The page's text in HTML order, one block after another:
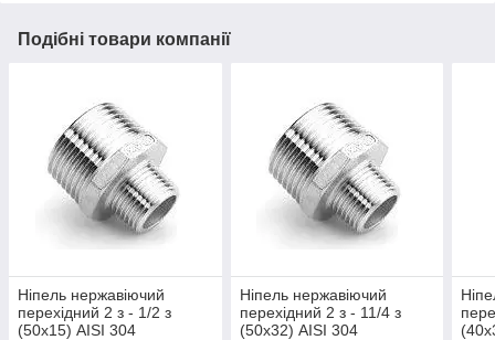
Подібні товари компанії
Ніпель нержавіючий
перехідний 2 з - 1/2 з
(50х15) AISI 304
Ніпель нержавіючий
перехідний 2 з - 11/4 з
(50х32) AISI 304